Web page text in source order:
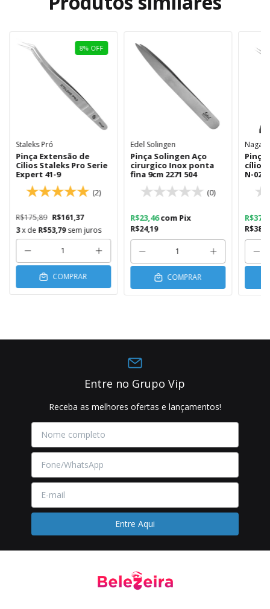
8% OFF
Staleks Pró
Pinça Extensão de
Cilios Staleks Pro Serie
Expert 41-9
(2)
R$175,89 R$161,37
3x de R$53,79 sem juros
COMPRAR
Edel Solingen
Pinça Solingen Aço
cirurgico Inox ponta
fina 9cm 2271 504
(0)
R$24,19
R$23,46com Pix
COMPRAR
Pinça
cílios
N-02
Entre no Grupo Vip
Receba as melhores ofertas e lançamentos!